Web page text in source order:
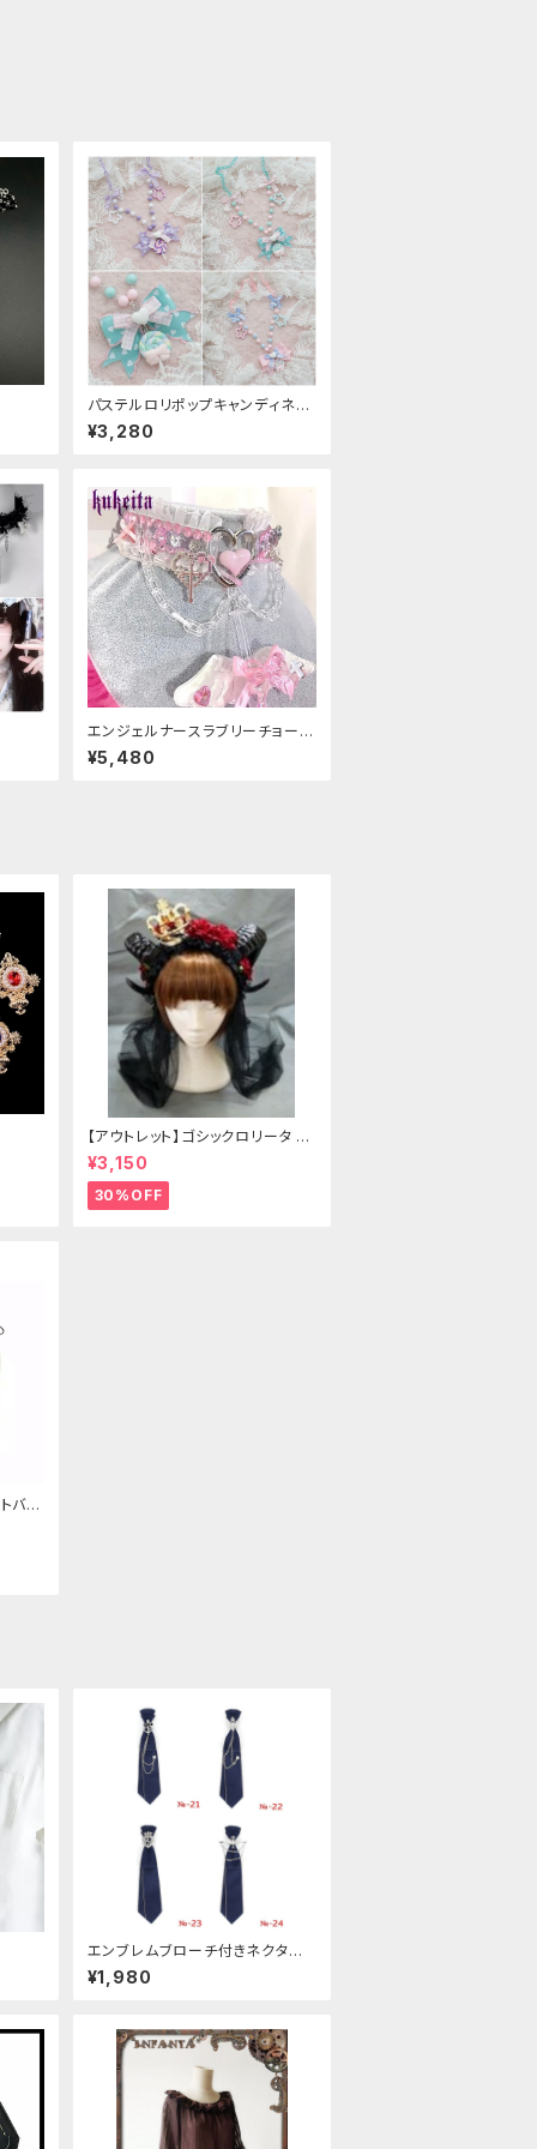
パステルロリポップキャンディネッ
クレス
¥3,280
エンジェルナースラブリーチョーカ
ー
¥5,480
【アウトレット】ゴシックロリータ ゴ
ールドクラウン＆ホーン(ヴェール
付き)
¥3,150
30%OFF
バッ
エンブレムブローチ付きネクタイ
(ネイビー)
¥1,980